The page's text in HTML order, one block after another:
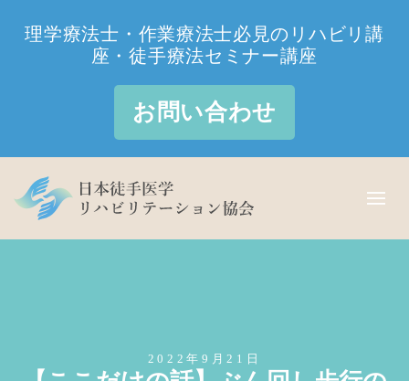
理学療法士・作業療法士必見のリハビリ講
座・徒手療法セミナー講座
お問い合わせ
2022年9月21日